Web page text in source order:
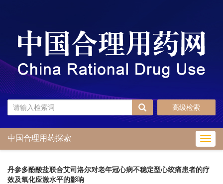
高级检索
中国合理用药探索
丹参多酚酸盐联合艾司洛尔对老年冠心病不稳定型心绞痛患者的疗
效及氧化应激水平的影响